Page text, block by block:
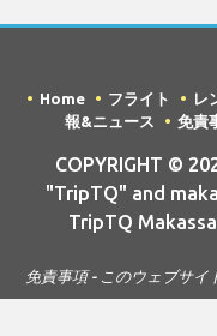
Home フライト レ
報&ニュース
免責
COPYRIGHT ©
"TripTQ" and
TripTQ
免責事項 - このウェブサ